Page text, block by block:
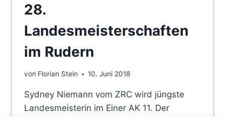
28.
Landesmeisterschaften
im Rudern
von Florian Stein 10. Juni 2018
Sydney Niemann vom ZRC wird jüngste
Landesmeisterin im Einer AK 11. Der